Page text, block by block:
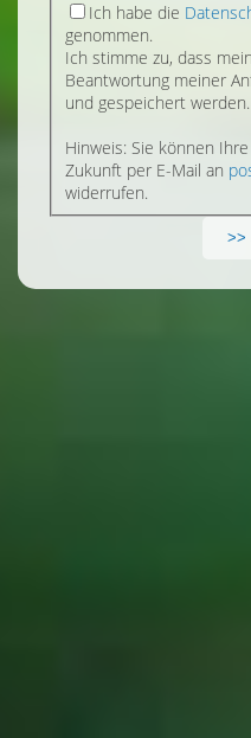
Ich habe die
genommen.
Ich stimme zu, dass
Beantwortung meiner
und gespeichert werden.
Hinweis: Sie können
Zukunft per E-Mail an
widerrufen.
>>